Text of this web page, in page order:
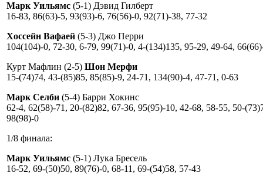
Марк Уильямс (5-1) Дэвид Гилберт
16-83, 86(63)-5, 93(93)-6, 76(56)-0, 92(71)-38, 77-32
Хоссейн Вафаей (5-3) Джо Перри
104(104)-0, 72-30, 6-79, 99(71)-0, 4-(134)135, 95-29, 49-64,
Курт Мафлин (2-5) Шон Мерфи
15-(74)74, 43-(85)85, 85(85)-9, 24-71, 134(90)-4, 47-71, 0-63
Марк Селби (5-4) Барри Хокинс
62-4, 62(58)-71, 20-(82)82, 67-36, 95(95)-10, 42-68, 58-55, 50-
98(98)-0
1/8 финала:
Марк Уильямс (5-1) Лука Бресель
16-52, 69-(50)50, 89(76)-0, 68-11, 69-(54)58, 57-43